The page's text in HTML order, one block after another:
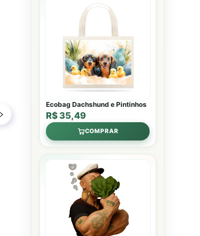
Ecobag Dachshund e Pintinhos
R$ 35,49
COMPRAR